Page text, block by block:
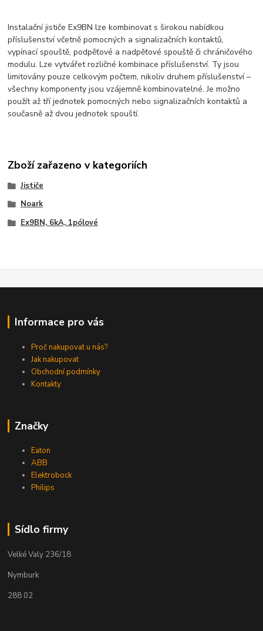
Instalační jističe Ex9BN lze kombinovat s širokou nabídkou
příslušenství včetně pomocných a signalizačních kontaktů,
vypínací spouště, podpěťové a nadpěťové spouště či chráničového
modulu. Lze vytvářet rozličné kombinace příslušenství. Ty jsou
limitovány pouze celkovým počtem, nikoliv druhem příslušenství –
všechny komponenty jsou vzájemně kombinovatelné. Je možno
použít až tří jednotek pomocných nebo signalizačních kontaktů a
současně až dvou jednotek spouští.
Zboží zařazeno v kategoriích
Jističe
Noark
Ex9BN, 6kA, 1pólové
Informace pro vás
Proč nakupovat u nás?
Jak nakupovat
Obchodní podmínky
Kontakty
Značky
Eaton
ABB
Elektrobock
Philips
Sídlo firmy
Velké Valy 236/18
Nymburk
288 02